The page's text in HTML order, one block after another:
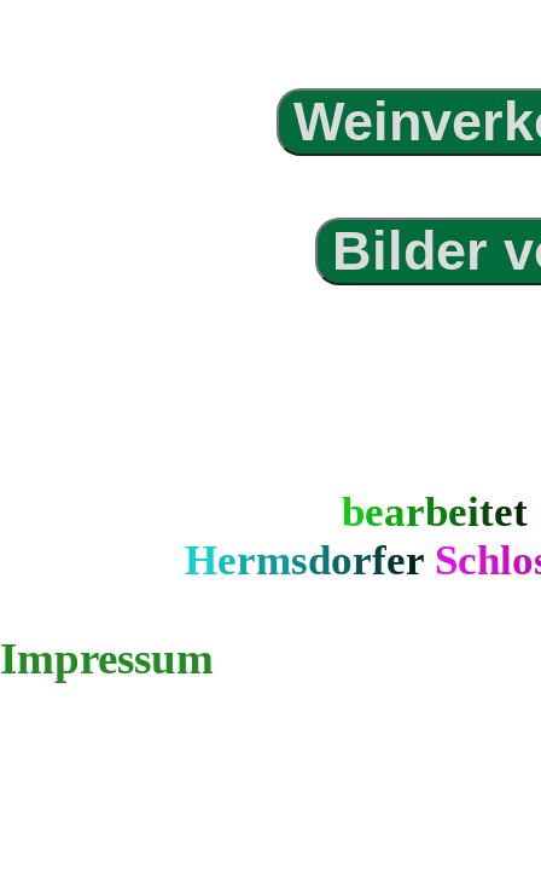
bearbeitet
Hermsdorfer Schlo
Impressum